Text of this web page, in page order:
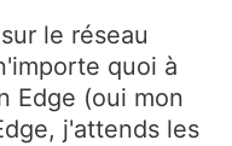
le réseau
quoi à
Edge (oui mon
j'attends les